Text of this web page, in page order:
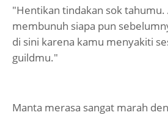
"Hentikan tindakan sok
membunuh siapa pun
di sini karena kamu menyakiti
guildmu."
Manta merasa sangat marah